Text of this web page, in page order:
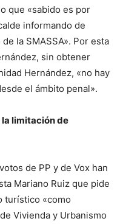
que «sabido es por
informando de
la SMASSA». Por esta
sin obtener
Hernández, «no hay
el ámbito penal».
limitación de
de PP y de Vox han
Mariano Ruiz que pide
turístico «como
Vivienda y Urbanismo